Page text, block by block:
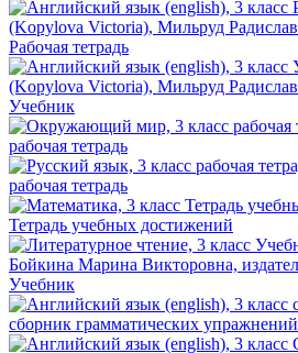
Рабочая тетрадь
Учебник
рабочая тетрадь
рабочая тетрадь
Тетрадь учебных достижений
Учебник
сборник грамматических упражнений